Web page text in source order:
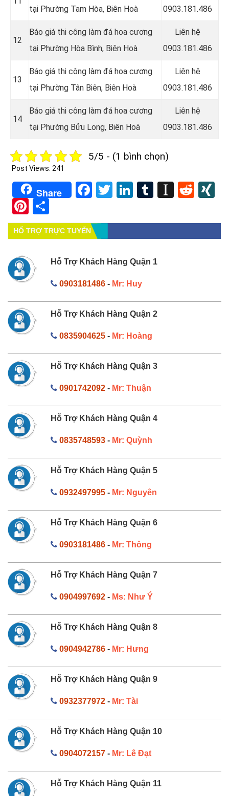
tại Phường Tam Hòa, Biên Hoà
0903.181.486
12
Báo giá thi công làm đá hoa cương
tại Phường Hòa Bình, Biên Hoà
Liên hệ
0903.181.486
13
Báo giá thi công làm đá hoa cương
tại Phường Tân Biên, Biên Hoà
Liên hệ
0903.181.486
14
Báo giá thi công làm đá hoa cương
tại Phường Bửu Long, Biên Hoà
Liên hệ
0903.181.486
5/5 - (1 bình chọn)
Post Views: 241
Share Facebook
TwitterLinkedIn
Tumblr
Pinterest
HỔ TRỢ TRỰC TUYẾN
Hỗ Trợ Khách Hàng Quận 1
0903181486- Mr: Huy
Hỗ Trợ Khách Hàng Quận 2
0835904625- Mr: Hoàng
Hỗ Trợ Khách Hàng Quận 3
0901742092- Mr: Thuận
Hỗ Trợ Khách Hàng Quận 4
0835748593- Mr: Quỳnh
Hỗ Trợ Khách Hàng Quận 5
0932497995- Mr: Nguyên
Hỗ Trợ Khách Hàng Quận 6
0903181486- Mr: Thông
Hỗ Trợ Khách Hàng Quận 7
0904997692- Ms: Như Ý
Hỗ Trợ Khách Hàng Quận 8
0904942786- Mr: Hưng
Hỗ Trợ Khách Hàng Quận 9
0932377972- Mr: Tài
Hỗ Trợ Khách Hàng Quận 10
0904072157- Mr: Lê Đạt
Hỗ Trợ Khách Hàng Quận 11